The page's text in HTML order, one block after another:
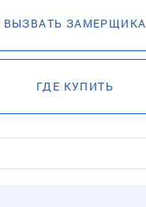
ВЫЗВАТЬ ЗАМЕРЩИКА
ГДЕ КУПИТЬ